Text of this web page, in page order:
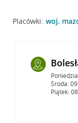
Placówki: woj.
Środa:
Piątek: